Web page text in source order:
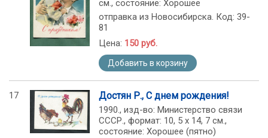
см., состояние: Хорошее
отправка из Новосибирска. Код: 39-
81
Цена: 150 руб.
Добавить в корзину
17 Достян Р., С днем рождения!
1990., изд-во: Министерство связи
СССР., формат: 10, 5 х 14, 7 см.,
состояние: Хорошее (пятно)